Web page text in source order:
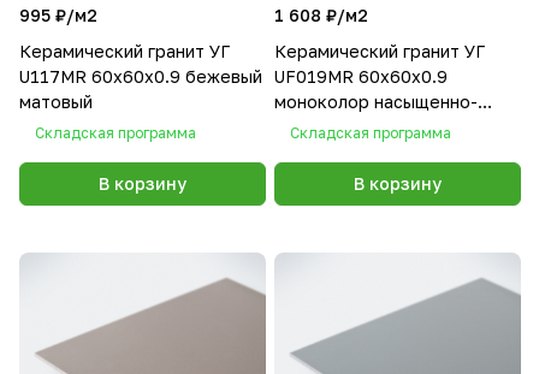
995 ₽/м2
Керамический гранит УГ
U117MR 60х60х0.9 бежевый
матовый
Складская программа
В корзину
1 608 ₽/м2
Керамический гранит УГ
UF019МR 60х60х0.9
моноколор насыщенно-
черный матовый
Складская программа
В корзину